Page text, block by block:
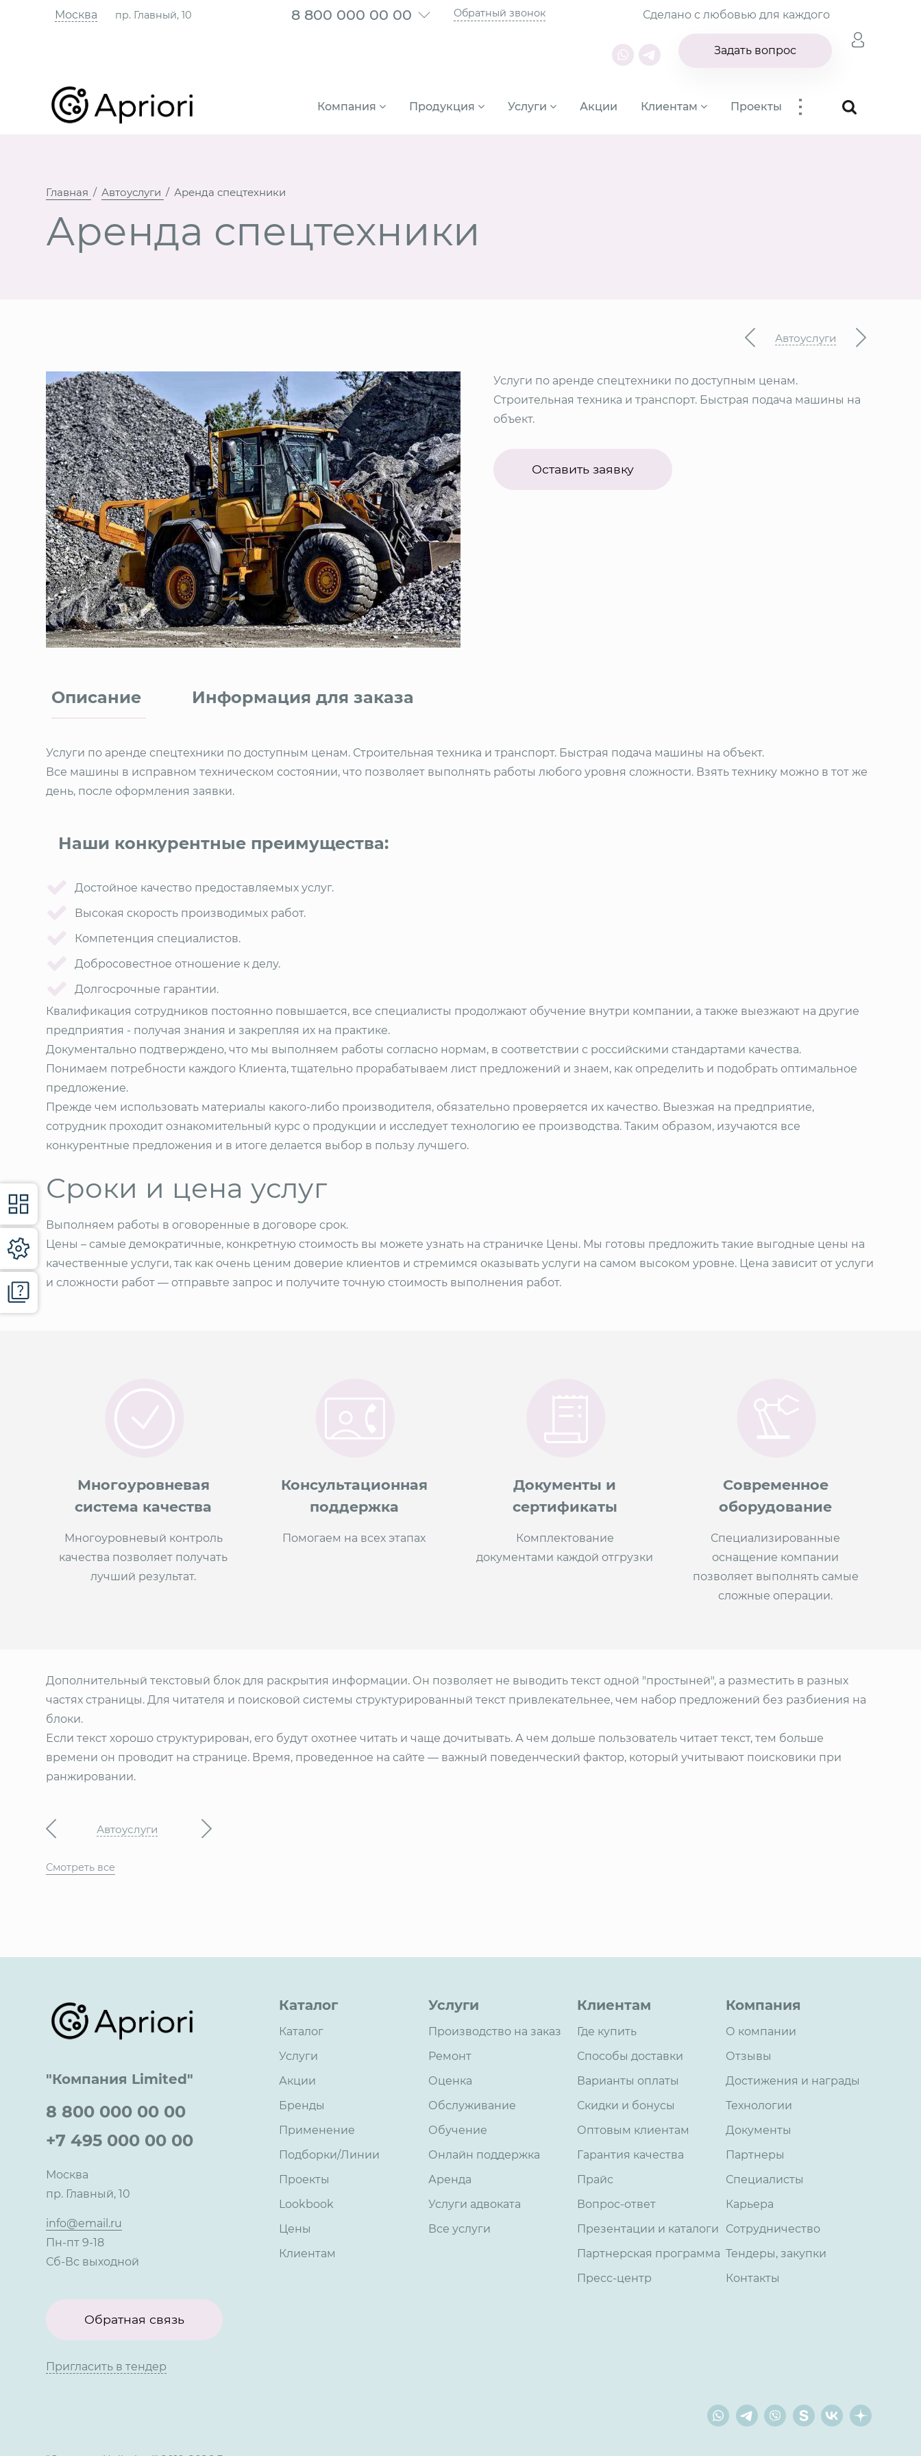
Москва пр. Главный, 10 8 800 000 00 00 Обратный звонок Сделано с любовью для каждого
Задать вопрос
Компания Продукция Услуги Акции Клиентам Проекты ...
Главная Автоуслуги Аренда спецтехники
Аренда спецтехники
Автоуслуги
Услуги по аренде спецтехники по доступным ценам.
Строительная техника и транспорт. Быстрая подача машины на
объект.
Оставить заявку
Описание Информация для заказа
Услуги по аренде спецтехники по доступным ценам. Строительная техника и транспорт. Быстрая подача машины на объект.
Все машины в исправном техническом состоянии, что позволяет выполнять работы любого уровня сложности. Взять технику можно в тот же
день, после оформления заявки.
Наши конкурентные преимущества:
Достойное качество предоставляемых услуг.
Высокая скорость производимых работ.
Компетенция специалистов.
Добросовестное отношение к делу.
Долгосрочные гарантии.
Квалификация сотрудников постоянно повышается, все специалисты продолжают обучение внутри компании, а также выезжают на другие
предприятия - получая знания и закрепляя их на практике.
Документально подтверждено, что мы выполняем работы согласно нормам, в соответствии с российскими стандартами качества.
Понимаем потребности каждого Клиента, тщательно прорабатываем лист предложений и знаем, как определить и подобрать оптимальное
предложение.
Прежде чем использовать материалы какого-либо производителя, обязательно проверяется их качество. Выезжая на предприятие,
сотрудник проходит ознакомительный курс о продукции и исследует технологию ее производства. Таким образом, изучаются все
конкурентные предложения и в итоге делается выбор в пользу лучшего.
Сроки и цена услуг
Выполняем работы в оговоренные в договоре срок.
Цены – самые демократичные, конкретную стоимость вы можете узнать на страничке Цены. Мы готовы предложить такие выгодные цены на
качественные услуги, так как очень ценим доверие клиентов и стремимся оказывать услуги на самом высоком уровне. Цена зависит от услуги
и сложности работ — отправьте запрос и получите точную стоимость выполнения работ.
Многоуровневая
система качества
Многоуровневый контроль
качества позволяет получать
лучший результат.
Консультационная
поддержка
Помогаем на всех этапах
Документы и
сертификаты
Комплектование
документами каждой отгрузки
Современное
оборудование
Специализированные
оснащение компании
позволяет выполнять самые
сложные операции.
Дополнительный текстовый блок для раскрытия информации. Он позволяет не выводить текст одной "простыней", а разместить в разных
частях страницы. Для читателя и поисковой системы структурированный текст привлекательнее, чем набор предложений без разбиения на
блоки.
Если текст хорошо структурирован, его будут охотнее читать и чаще дочитывать. А чем дольше пользователь читает текст, тем больше
времени он проводит на странице. Время, проведенное на сайте — важный поведенческий фактор, который учитывают поисковики при
ранжировании.
Автоуслуги
Смотреть все
"Компания Limited"
8 800 000 00 00
+7 495 000 00 00
Москва
пр. Главный, 10
info@email.ru
Пн-пт 9-18
Сб-Вс выходной
Обратная связь
Пригласить в тендер
Каталог
Каталог
Услуги
Акции
Бренды
Применение
Подборки/Линии
Проекты
Lookbook
Цены
Клиентам
Услуги
Производство на заказ
Ремонт
Оценка
Обслуживание
Обучение
Онлайн поддержка
Аренда
Услуги адвоката
Все услуги
Клиентам
Где купить
Способы доставки
Варианты оплаты
Скидки и бонусы
Оптовым клиентам
Гарантия качества
Прайс
Вопрос-ответ
Презентации и каталоги
Партнерская программа
Пресс-центр
Компания
О компании
Отзывы
Достижения и награды
Технологии
Документы
Партнеры
Специалисты
Карьера
Сотрудничество
Тендеры, закупки
Контакты